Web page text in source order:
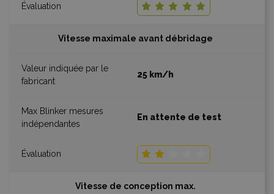
Vitesse maximale avant débridage
25 km/h
En attente de test
Vitesse de conception max.